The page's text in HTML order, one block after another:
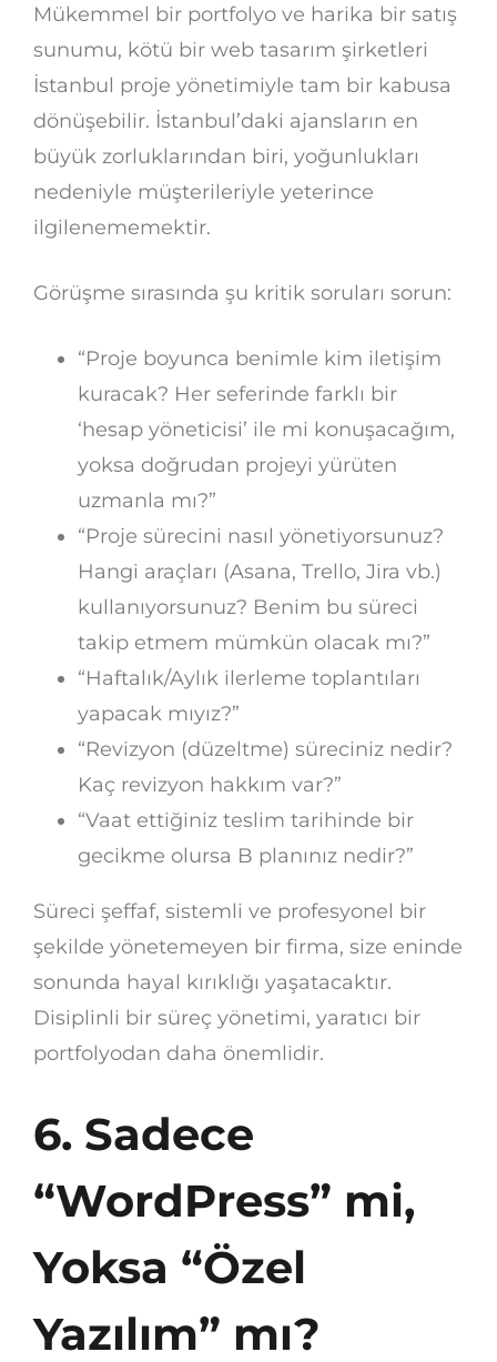
Mükemmel bir portfolyo ve harika bir satış
sunumu, kötü bir web tasarım şirketleri
İstanbul proje yönetimiyle tam bir kabusa
dönüşebilir. İstanbul’daki ajansların en
büyük zorluklarından biri, yoğunlukları
nedeniyle müşterileriyle yeterince
ilgilenememektir.
Görüşme sırasında şu kritik soruları sorun:
“Proje boyunca benimle kim iletişim
kuracak? Her seferinde farklı bir
‘hesap yöneticisi’ ile mi konuşacağım,
yoksa doğrudan projeyi yürüten
uzmanla mı?”
“Proje sürecini nasıl yönetiyorsunuz?
Hangi araçları (Asana, Trello, Jira vb.)
kullanıyorsunuz? Benim bu süreci
takip etmem mümkün olacak mı?”
“Haftalık/Aylık ilerleme toplantıları
yapacak mıyız?”
“Revizyon (düzeltme) süreciniz nedir?
Kaç revizyon hakkım var?”
“Vaat ettiğiniz teslim tarihinde bir
gecikme olursa B planınız nedir?”
Süreci şeffaf, sistemli ve profesyonel bir
şekilde yönetemeyen bir firma, size eninde
sonunda hayal kırıklığı yaşatacaktır.
Disiplinli bir süreç yönetimi, yaratıcı bir
portfolyodan daha önemlidir.
6. Sadece
“WordPress” mi,
Yoksa “Özel
Yazılım” mı?